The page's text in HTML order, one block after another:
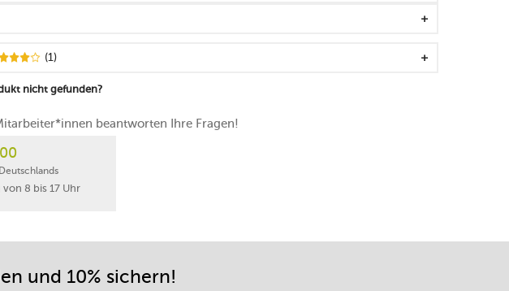
geeignet
(1)
nicht gefunden?
beantworten Ihre Fragen!
8 bis 17 Uhr
und 10% sichern!